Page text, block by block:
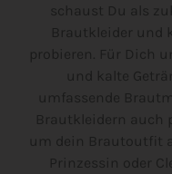
schaust Du als
Brautkleider und
probieren. Für Dich
und kalte
umfassende
Brautkleidern auch
um dein Brautoutfit
Prinzessin oder